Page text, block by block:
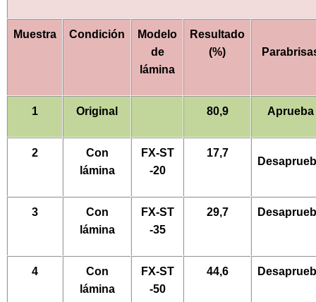
Muestra Condición
Modelo
de
lámina
Resultado
(%)
1 Original 80,9 Aprueba
2
Con
lámina
FX-ST
-20
17,7
3
Con
lámina
FX-ST
-35
29,7
4
Con
lámina
FX-ST
-50
44,6